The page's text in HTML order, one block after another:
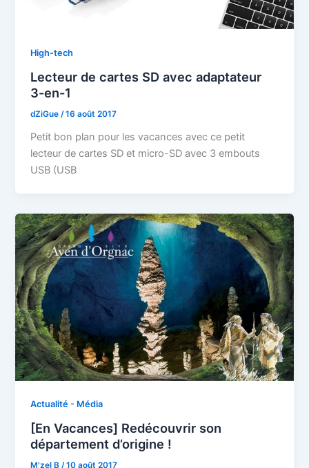
High-tech
Lecteur de cartes SD avec adaptateur
3-en-1
dZiGue/16 août 2017
Petit bon plan pour les vacances avec ce petit
lecteur de cartes SD et micro-SD avec 3 embouts
USB (USB
Actualité - Média
[En Vacances] Redécouvrir son
département d’origine !
M'zel B/10 août 2017